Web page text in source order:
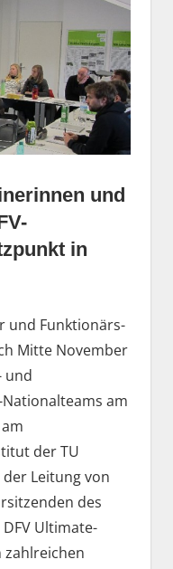
und
in
und Funktionärs-
Mitte November
und
am
der TU
Leitung von
des
Ultimate-
zahlreichen